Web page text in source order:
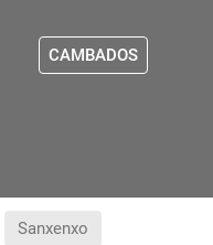
CAMBADOS
Sanxenxo